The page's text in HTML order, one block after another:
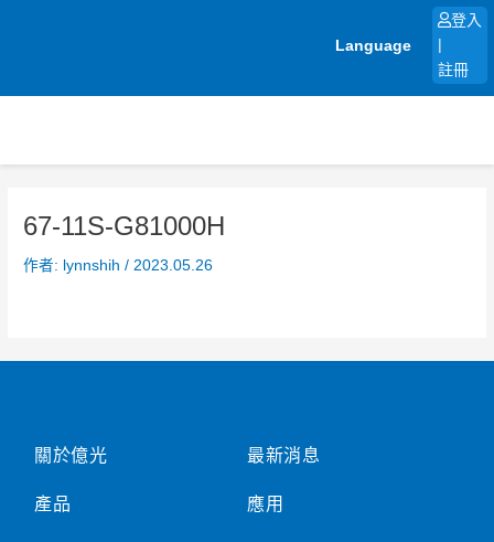
Language
登入
註冊
67-11S-G81000H
作者: lynnshih/ 2023.05.26
關於億光
產品
最新消息
應用